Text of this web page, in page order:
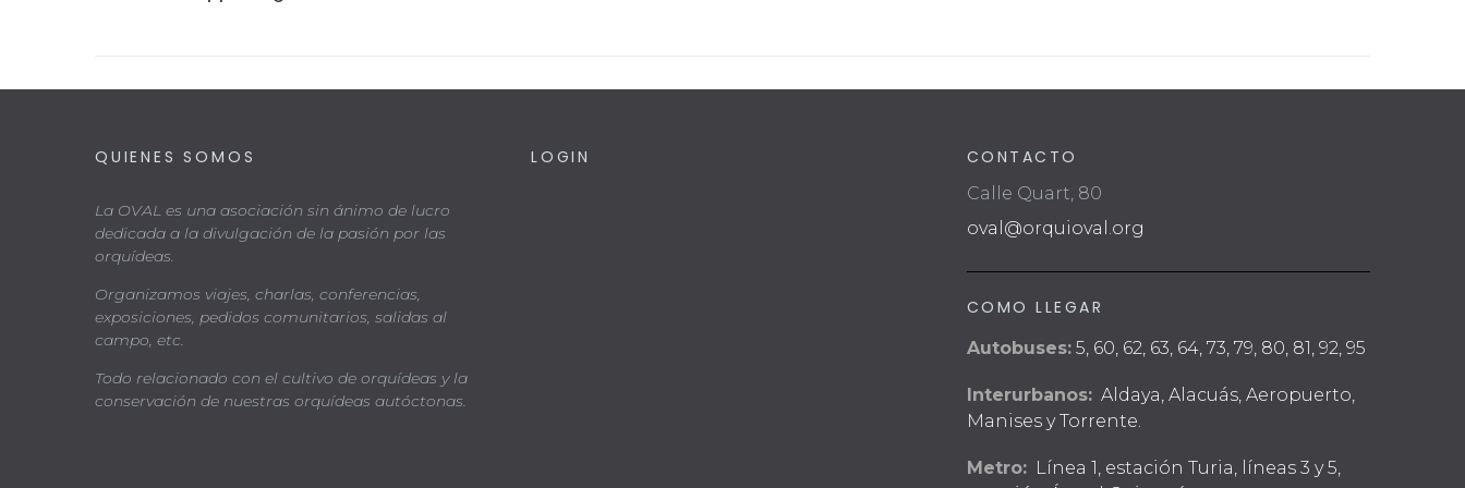
QUIENES SOMOS
La OVAL es una asociación sin ánimo de lucro
dedicada a la divulgación de la pasión por las
orquídeas.
Organizamos viajes, charlas, conferencias,
exposiciones, pedidos comunitarios, salidas al
campo, etc.
Todo relacionado con el cultivo de orquídeas y la
conservación de nuestras orquídeas autóctonas.
LOGIN CONTACTO
Calle Quart, 80
oval@orquioval.org
COMO LLEGAR
Autobuses: 5, 60, 62, 63, 64, 73, 79, 80, 81, 92, 95
Interurbanos: Aldaya, Alacuás, Aeropuerto,
Manises y Torrente.
Metro: Línea 1, estación Turia, líneas 3 y 5,